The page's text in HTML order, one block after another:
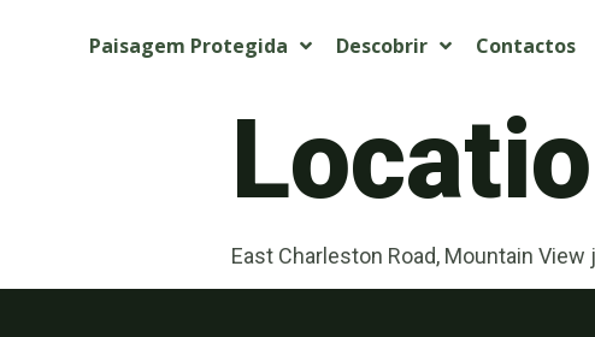
Paisagem Protegida Descobrir Contactos
East Charleston Road, Mountain